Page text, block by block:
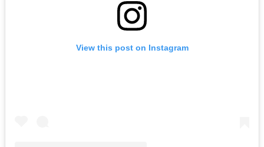
View this post on Instagram